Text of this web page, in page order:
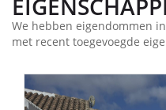
We hebben eigendommen
met recent toegevoegde